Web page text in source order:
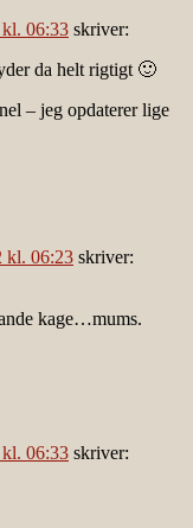
kl. 06:33 skriver:
da helt rigtigt 🙂
– jeg opdaterer lige
kl. 06:23 skriver:
kage…mums.
kl. 06:33 skriver: